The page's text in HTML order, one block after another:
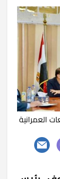
العمرانية